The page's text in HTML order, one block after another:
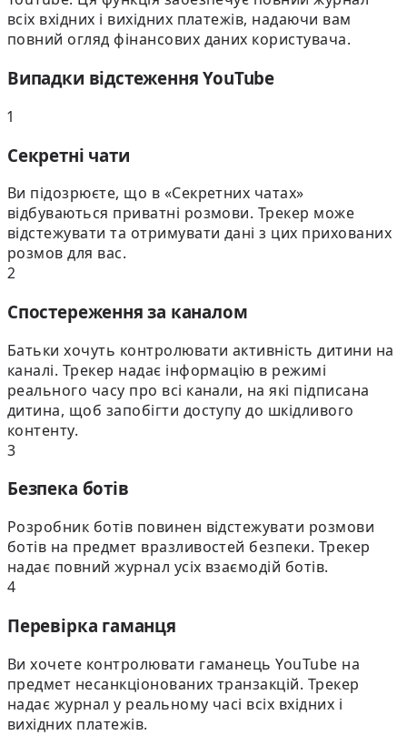
всіх вхідних і вихідних платежів, надаючи вам
повний огляд фінансових даних користувача.
Випадки відстеження YouTube
1
Секретні чати
Ви підозрюєте, що в «Секретних чатах»
відбуваються приватні розмови. Трекер може
відстежувати та отримувати дані з цих прихованих
розмов для вас.
2
Спостереження за каналом
Батьки хочуть контролювати активність дитини на
каналі. Трекер надає інформацію в режимі
реального часу про всі канали, на які підписана
дитина, щоб запобігти доступу до шкідливого
контенту.
3
Безпека ботів
Розробник ботів повинен відстежувати розмови
ботів на предмет вразливостей безпеки. Трекер
надає повний журнал усіх взаємодій ботів.
4
Перевірка гаманця
Ви хочете контролювати гаманець YouTube на
предмет несанкціонованих транзакцій. Трекер
надає журнал у реальному часі всіх вхідних і
вихідних платежів.